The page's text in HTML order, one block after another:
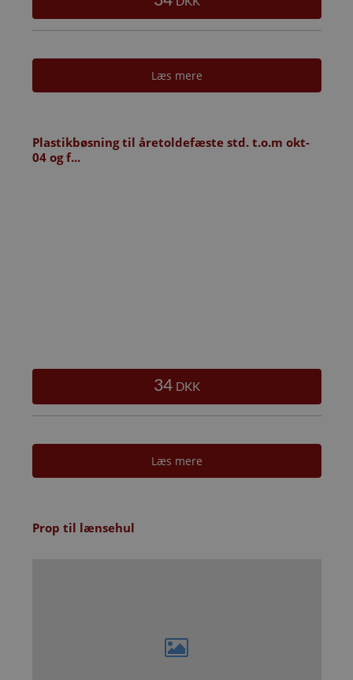
Læs mere
Plastikbøsning til åretoldefæste std. t.o.m okt-
04 og f...
34 DKK
Læs mere
Prop til lænsehul